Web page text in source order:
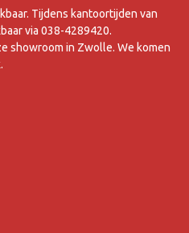
Tijdens kantoortijden van
via 038-4289420.
showroom in Zwolle. We komen